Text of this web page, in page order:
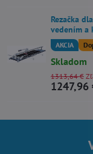
Rezačka
vedením a
AKCIA
Skladom
1247,96
1313,64 €